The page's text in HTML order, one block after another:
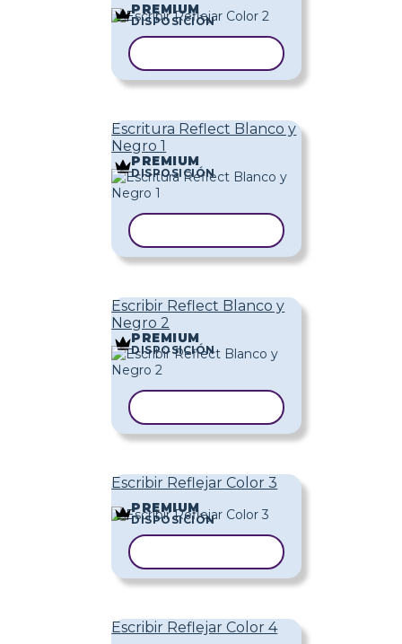
PREMIUM
DISPOSICIÓN
Escritura Reflect Blanco y
Negro 1
PREMIUM
DISPOSICIÓN
Escribir Reflect Blanco y
Negro 2
PREMIUM
DISPOSICIÓN
Escribir Reflejar Color 3
PREMIUM
DISPOSICIÓN
Escribir Reflejar Color 4